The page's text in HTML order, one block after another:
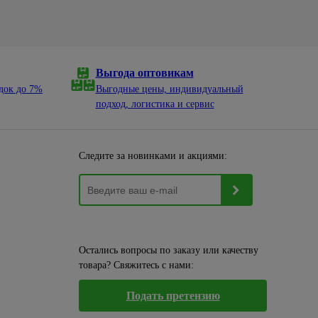
до 7%
Выгода оптовикам
Выгодные цены, индивидуальный
подход, логистика и сервис
Следите за новинками и акциями:
Остались вопросы по заказу или качеству
товара? Свяжитесь с нами:
Подать претензию